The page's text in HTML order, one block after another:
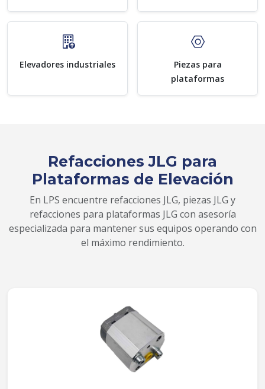
Elevadores industriales
Piezas para
plataformas
Refacciones JLG para
Plataformas de Elevación
En LPS encuentre refacciones JLG, piezas JLG y
refacciones para plataformas JLG con asesoría
especializada para mantener sus equipos operando con
el máximo rendimiento.